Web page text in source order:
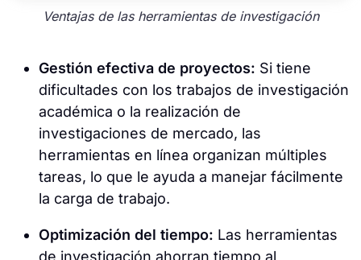
Ventajas de las herramientas de investigación
Gestión efectiva de proyectos: Si tiene
dificultades con los trabajos de investigación
académica o la realización de
investigaciones de mercado, las
herramientas en línea organizan múltiples
tareas, lo que le ayuda a manejar fácilmente
la carga de trabajo.
Optimización del tiempo: Las herramientas
de investigación ahorran tiempo al